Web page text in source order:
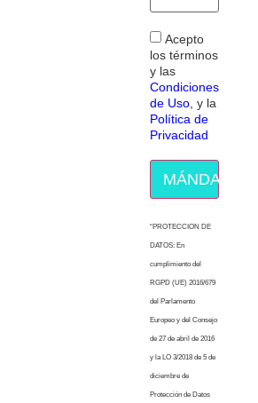
Acepto
los términos
y las
Condiciones
de Uso, y la
Política de
Privacidad
MÁNDAME
“PROTECCION DE
DATOS: En
cumplimiento del
RGPD (UE) 2016/679
del Parlamento
Europeo y del Consejo
de 27 de abril de 2016
y la LO 3/2018 de 5 de
diciembre de
Protección de Datos